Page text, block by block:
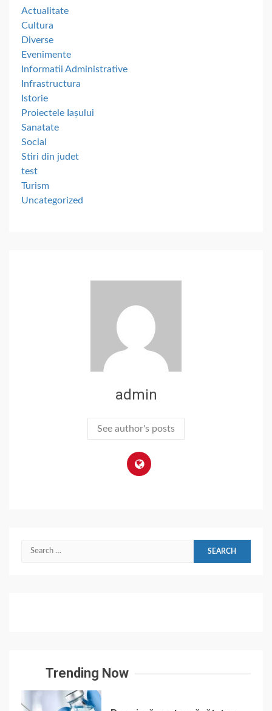
Actualitate
Cultura
Diverse
Evenimente
Informatii Administrative
Infrastructura
Istorie
Proiectele Iașului
Sanatate
Social
Stiri din judet
test
Turism
Uncategorized
admin
See author's posts
Search
Trending Now